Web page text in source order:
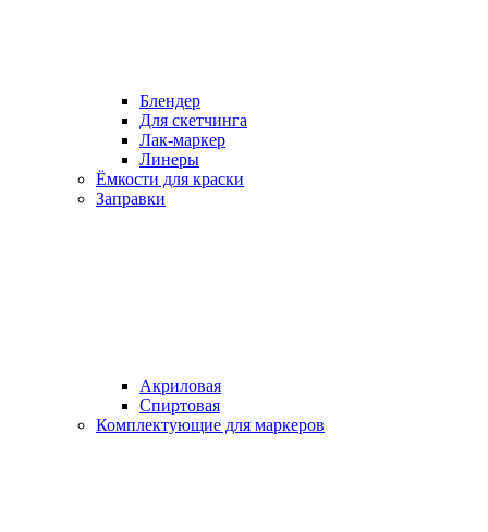
Блендер
Для скетчинга
Лак-маркер
Линеры
Ёмкости для краски
Заправки
Акриловая
Спиртовая
Комплектующие для маркеров